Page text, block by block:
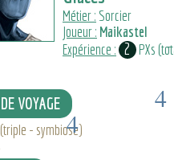
Métier : Sorcier
Joueur : Maikastel
Expérience : 2 PXs
4
4
VOYAGE
- symbiose)